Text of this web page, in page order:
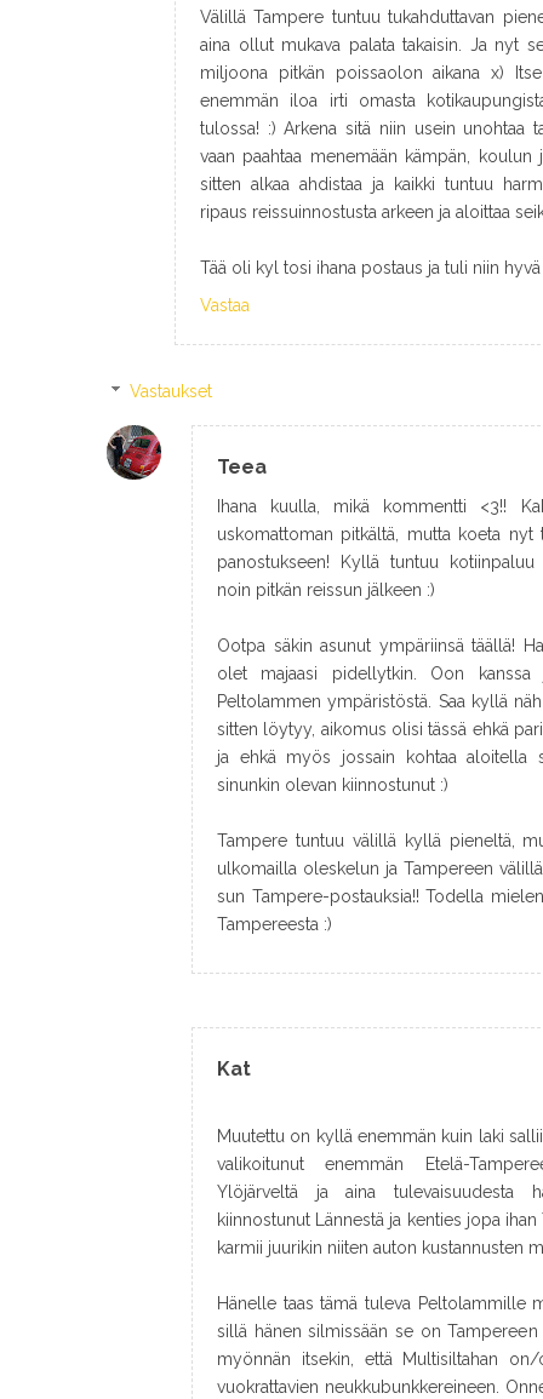
Välillä Tampere tuntuu tukahduttavan
aina ollut mukava palata takaisin. Ja nyt
miljoona pitkän poissaolon aikana x)
enemmän iloa irti omasta
tulossa! :) Arkena sitä niin usein unohtaa
vaan paahtaa menemään kämpän,
sitten alkaa ahdistaa ja kaikki tuntuu
ripaus reissuinnostusta arkeen ja aloittaa
Tää oli kyl tosi ihana postaus ja tuli niin
Vastaa
Vastaukset
Teea
Ihana kuulla, mikä kommentti <3!!
uskomattoman pitkältä, mutta koeta nyt
panostukseen! Kyllä tuntuu kotiinpaluu
noin pitkän reissun jälkeen :)
Ootpa säkin asunut ympäriinsä täällä!
olet majaasi pidellytkin. Oon
Peltolammen ympäristöstä. Saa kyllä
sitten löytyy, aikomus olisi tässä ehkä
ja ehkä myös jossain kohtaa aloitella
sinunkin olevan kiinnostunut :)
Tampere tuntuu välillä kyllä pieneltä,
ulkomailla oleskelun ja Tampereen
sun Tampere-postauksia!! Todella
Tampereesta :)
Kat
Muutettu on kyllä enemmän kuin laki
valikoitunut enemmän Etelä-
Ylöjärveltä ja aina tulevaisuudesta
kiinnostunut Lännestä ja kenties jopa
karmii juurikin niiten auton kustannusten
Hänelle taas tämä tuleva Peltolammille
sillä hänen silmissään se on
myönnän itsekin, että Multisiltahan
vuokrattavien neukkubunkkereineen.